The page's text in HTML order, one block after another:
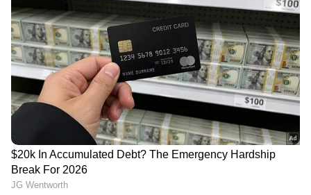
ഒരൊറ്റ ദിവസം കൊണ്ട് 1
കോടി ഫോളോവേഴ്സ്!
സോഷ്യൽ മീഡിയയെ
ഇളക്കിമറിച്ച് ആ
തിരിച്ചുവരവ്
പുരുഷ ഫാഷനിൽ വീണ്ടും
തരംഗമായി 'ഹൂപ്പ്
ഇയറിങ്സ്';
സെലിബ്രിറ്റികൾ മുതൽ
സാധാരണക്കാർ വരെ
ഇതിന് പിന്നാലെ